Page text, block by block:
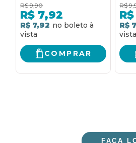
R$ 9,90
R$ 7,92
R$ 7,92
COMPRAR
R$
R$
R$
FAÇA